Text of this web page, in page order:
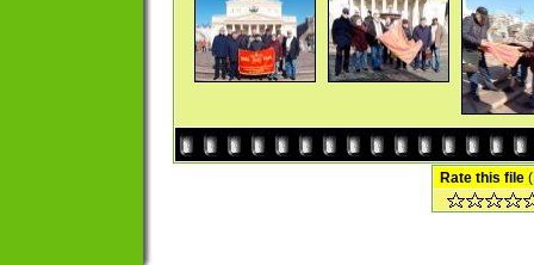
Rate this file